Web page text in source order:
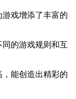
戏增添了丰富的
的游戏规则和互
能创造出精彩的